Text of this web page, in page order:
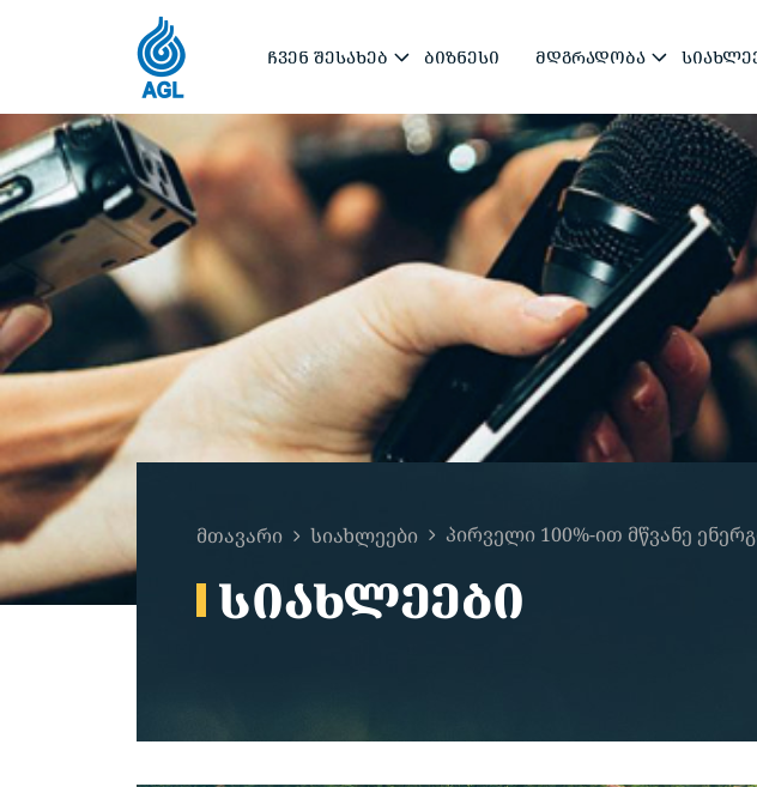
ᲩᲕᲔᲜ ᲨᲔᲡᲐᲮᲔᲑ ᲑᲘᲖᲜᲔᲡᲘ ᲛᲓᲒᲠᲐᲓᲝᲑᲐ
მთავარი სიახლეები პირველი 100%-ით მწვანე
ᲡᲘᲐᲮᲚᲔᲔᲑᲘ